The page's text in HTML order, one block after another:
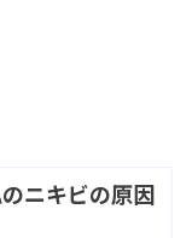
ニキビの原因